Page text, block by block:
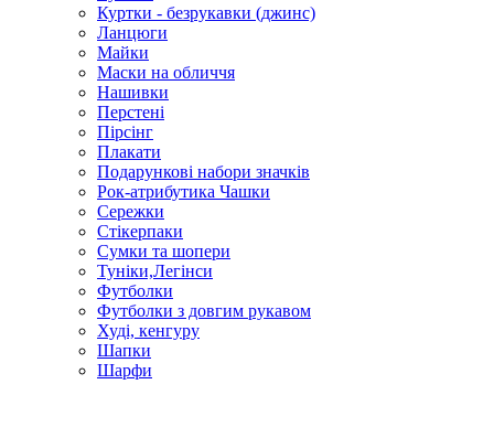
Куртки - безрукавки (джинс)
Ланцюги
Майки
Маски на обличчя
Нашивки
Перстені
Пірсінг
Плакати
Подарункові набори значків
Рок-атрибутика Чашки
Сережки
Стікерпаки
Сумки та шопери
Туніки,Легінси
Футболки
Футболки з довгим рукавом
Худі, кенгуру
Шапки
Шарфи